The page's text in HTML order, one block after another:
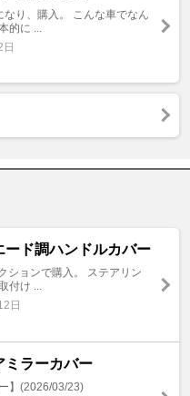
なり、購入。 こんな車でなん
的に ...
日
ード調ハンドルカバー
ションで購入。 ステアリン
付け ...
日
ミラーカバー
】(2026/03/23)